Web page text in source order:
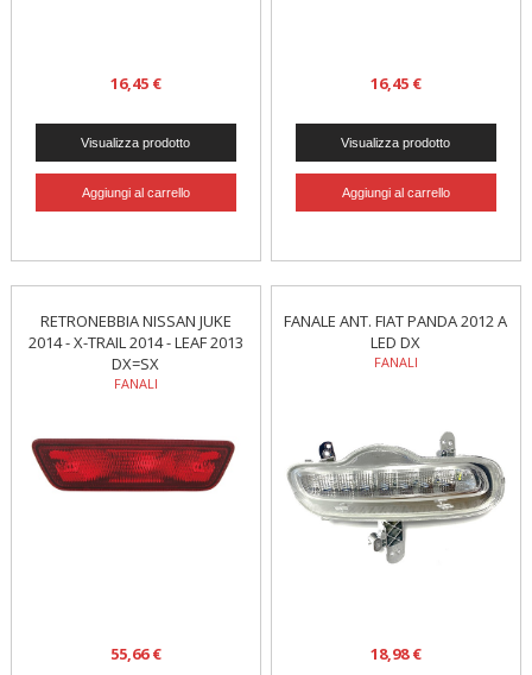
16,45 € 16,45 €
RETRONEBBIA NISSAN JUKE
2014 - X-TRAIL 2014 - LEAF 2013
DX=SX
FANALI
55,66 €
FANALE ANT. FIAT PANDA 2012 A
LED DX
FANALI
18,98 €